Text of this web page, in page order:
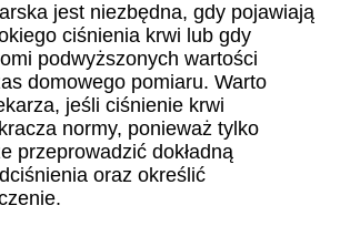
jest niezbędna, gdy pojawiają
ciśnienia krwi lub gdy
podwyższonych wartości
domowego pomiaru. Warto
jeśli ciśnienie krwi
normy, ponieważ tylko
przeprowadzić dokładną
oraz określić